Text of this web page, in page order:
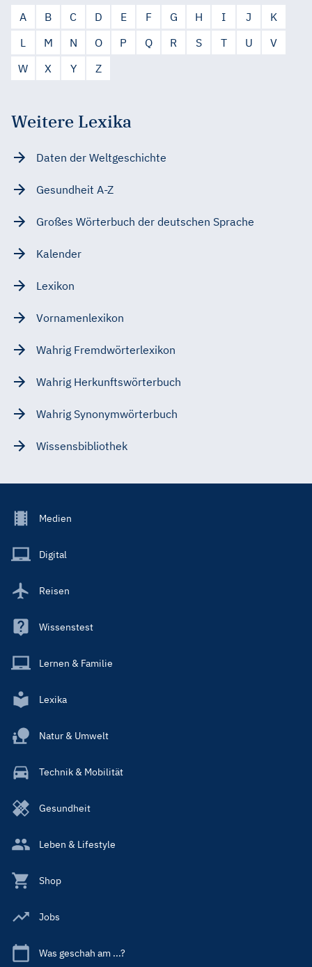
A B C D E F G H I J
K
L
M N O P Q R S T U
V
W
X Y Z
Weitere Lexika
Daten der Weltgeschichte
Gesundheit A-Z
Großes Wörterbuch der deutschen Sprache
Kalender
Lexikon
Vornamenlexikon
Wahrig Fremdwörterlexikon
Wahrig Herkunftswörterbuch
Wahrig Synonymwörterbuch
Wissensbibliothek
Footer
Main
Medien
Digital
Reisen
Wissenstest
Lernen & Familie
Lexika
Natur & Umwelt
Technik & Mobilität
Gesundheit
Leben & Lifestyle
Shop
Jobs
Was geschah am ...?